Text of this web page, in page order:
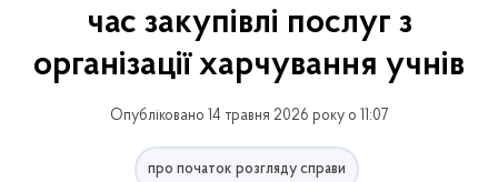
час закупівлі послуг з
організації харчування учнів
Опубліковано 14 травня 2026 року о 11:07
про початок розгляду справи